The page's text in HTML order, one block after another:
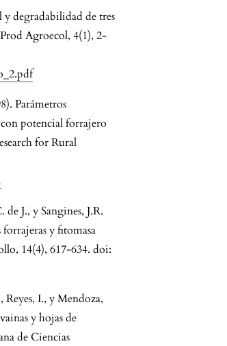
degradabilidad de tres
Prod Agroecol, 4(1), 2-
Parámetros
potencial forrajero
for Rural
J., y Sangines, J.R.
y fitomasa
14(4), 617-634. doi:
Reyes, I., y Mendoza,
y hojas de
de Ciencias